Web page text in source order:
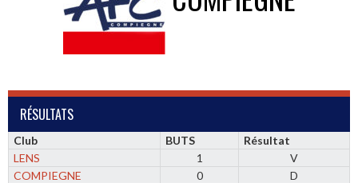
RÉSULTATS
Club BUTS
Résultat
LENS
1
V
COMPIEGNE
0 D